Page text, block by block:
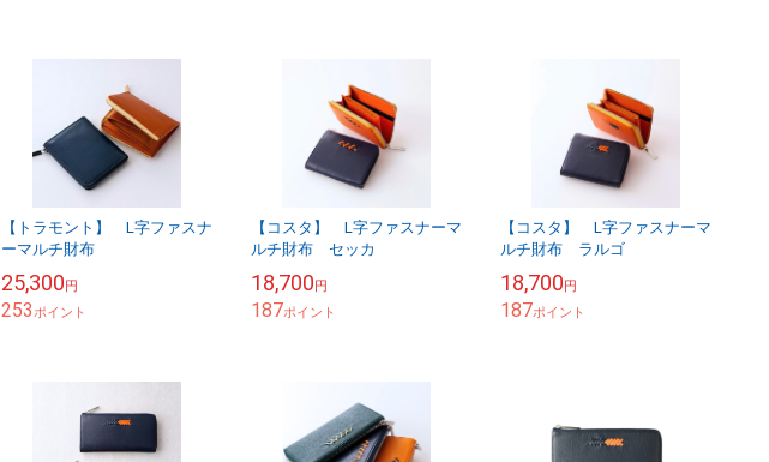
【トラモント】 L字ファスナ
ーマルチ財布
25,300円
253ポイント
【コスタ】 L字ファスナーマ
ルチ財布 セッカ
18,700円
187ポイント
【コスタ】 L字ファスナーマ
ルチ財布 ラルゴ
18,700円
187ポイント